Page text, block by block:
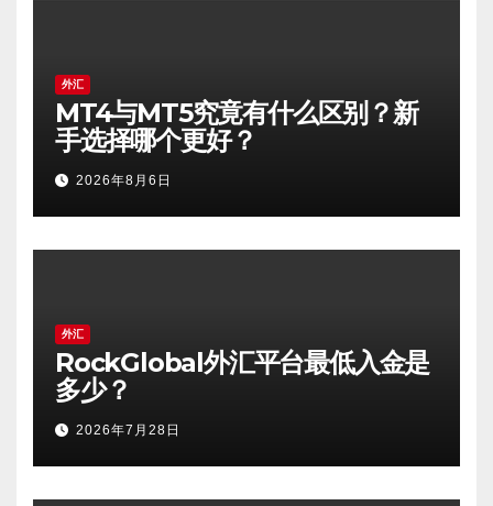
外汇
MT4与MT5究竟有什么区别？新
手选择哪个更好？
2026年8月6日
外汇
RockGlobal外汇平台最低入金是
多少？
2026年7月28日